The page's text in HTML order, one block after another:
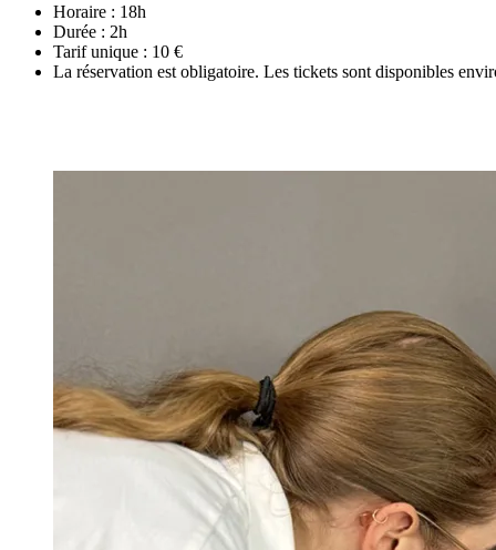
Horaire : 18h
Durée : 2h
Tarif unique : 10 €
La réservation est obligatoire. Les tickets sont disponibles